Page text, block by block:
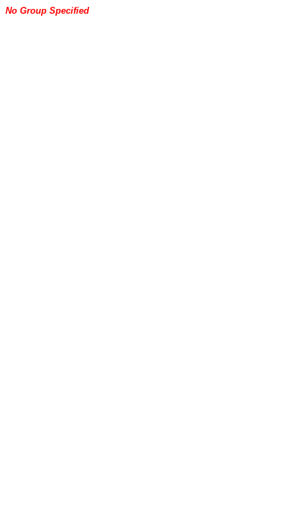
No Group Specified